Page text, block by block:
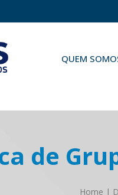
QUEM
de
Home |